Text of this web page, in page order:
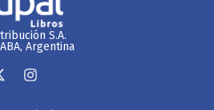
S.A.
Argentina